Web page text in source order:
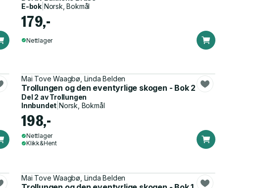
E-bok Norsk, Bokmål
179,-
Nettlager
Mai Tove Waagbø, Linda Belden
Trollungen og den eventyrlige skogen - Bok 2
Del 2 avTrollungen
Innbundet |Norsk, Bokmål
198,-
Nettlager
Klikk&Hent
Mai Tove Waagbø, Linda Belden